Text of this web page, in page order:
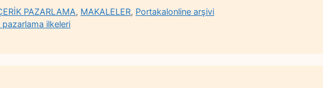
PAZARLAMA, MAKALELER, Portakalonline arşivi
pazarlama ilkeleri